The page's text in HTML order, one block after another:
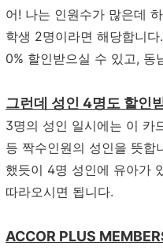
어! 나는 인원수가 많은데
학생 2명이라면 해당합니
0% 할인받으실 수 있고, 동
그런데 성인 4명도 할인
3명의 성인 일시에는 이 카
등 짝수인원의 성인을 뜻
했듯이 4명 성인에 유아가
따라오시면 됩니다.
ACCOR PLUS